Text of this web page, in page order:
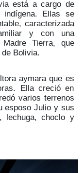
está a cargo de
indígena. Ellas se
caracterizada
y con una
Tierra, que
Bolivia.
aymara que es
Ella creció en
varios terrenos
esposo Julio y sus
lechuga, choclo y